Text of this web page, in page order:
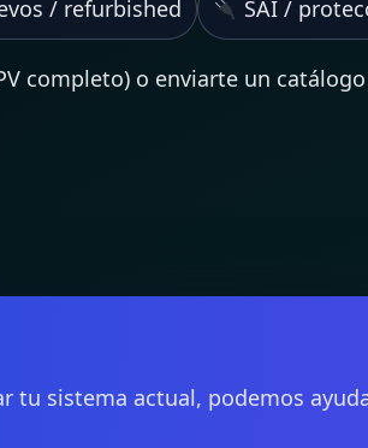
/ refurbished SAI /
completo) o enviarte un
sistema actual, podemos